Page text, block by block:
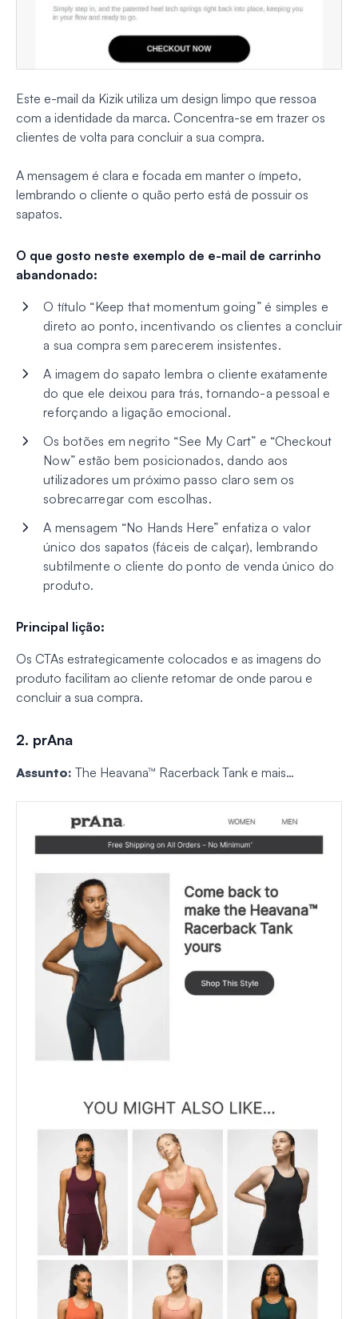
Este e-mail da Kizik utiliza um design limpo que ressoa
com a identidade da marca. Concentra-se em trazer os
clientes de volta para concluir a sua compra.
A mensagem é clara e focada em manter o ímpeto,
lembrando o cliente o quão perto está de possuir os
sapatos.
O que gosto neste exemplo de e-mail de carrinho
abandonado:
O título “Keep that momentum going” é simples e
direto ao ponto, incentivando os clientes a concluir
a sua compra sem parecerem insistentes.
A imagem do sapato lembra o cliente exatamente
do que ele deixou para trás, tornando-a pessoal e
reforçando a ligação emocional.
Os botões em negrito “See My Cart” e “Checkout
Now” estão bem posicionados, dando aos
utilizadores um próximo passo claro sem os
sobrecarregar com escolhas.
A mensagem “No Hands Here” enfatiza o valor
único dos sapatos (fáceis de calçar), lembrando
subtilmente o cliente do ponto de venda único do
produto.
Principal lição:
Os CTAs estrategicamente colocados e as imagens do
produto facilitam ao cliente retomar de onde parou e
concluir a sua compra.
2. prAna
Assunto: The Heavana™ Racerback Tank e mais…